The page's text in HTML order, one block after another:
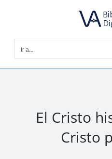
Ir a...
El Cristo
Cristo